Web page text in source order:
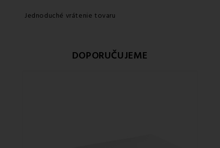
Jednoduché vrátenie tovaru
DOPORUČUJEME